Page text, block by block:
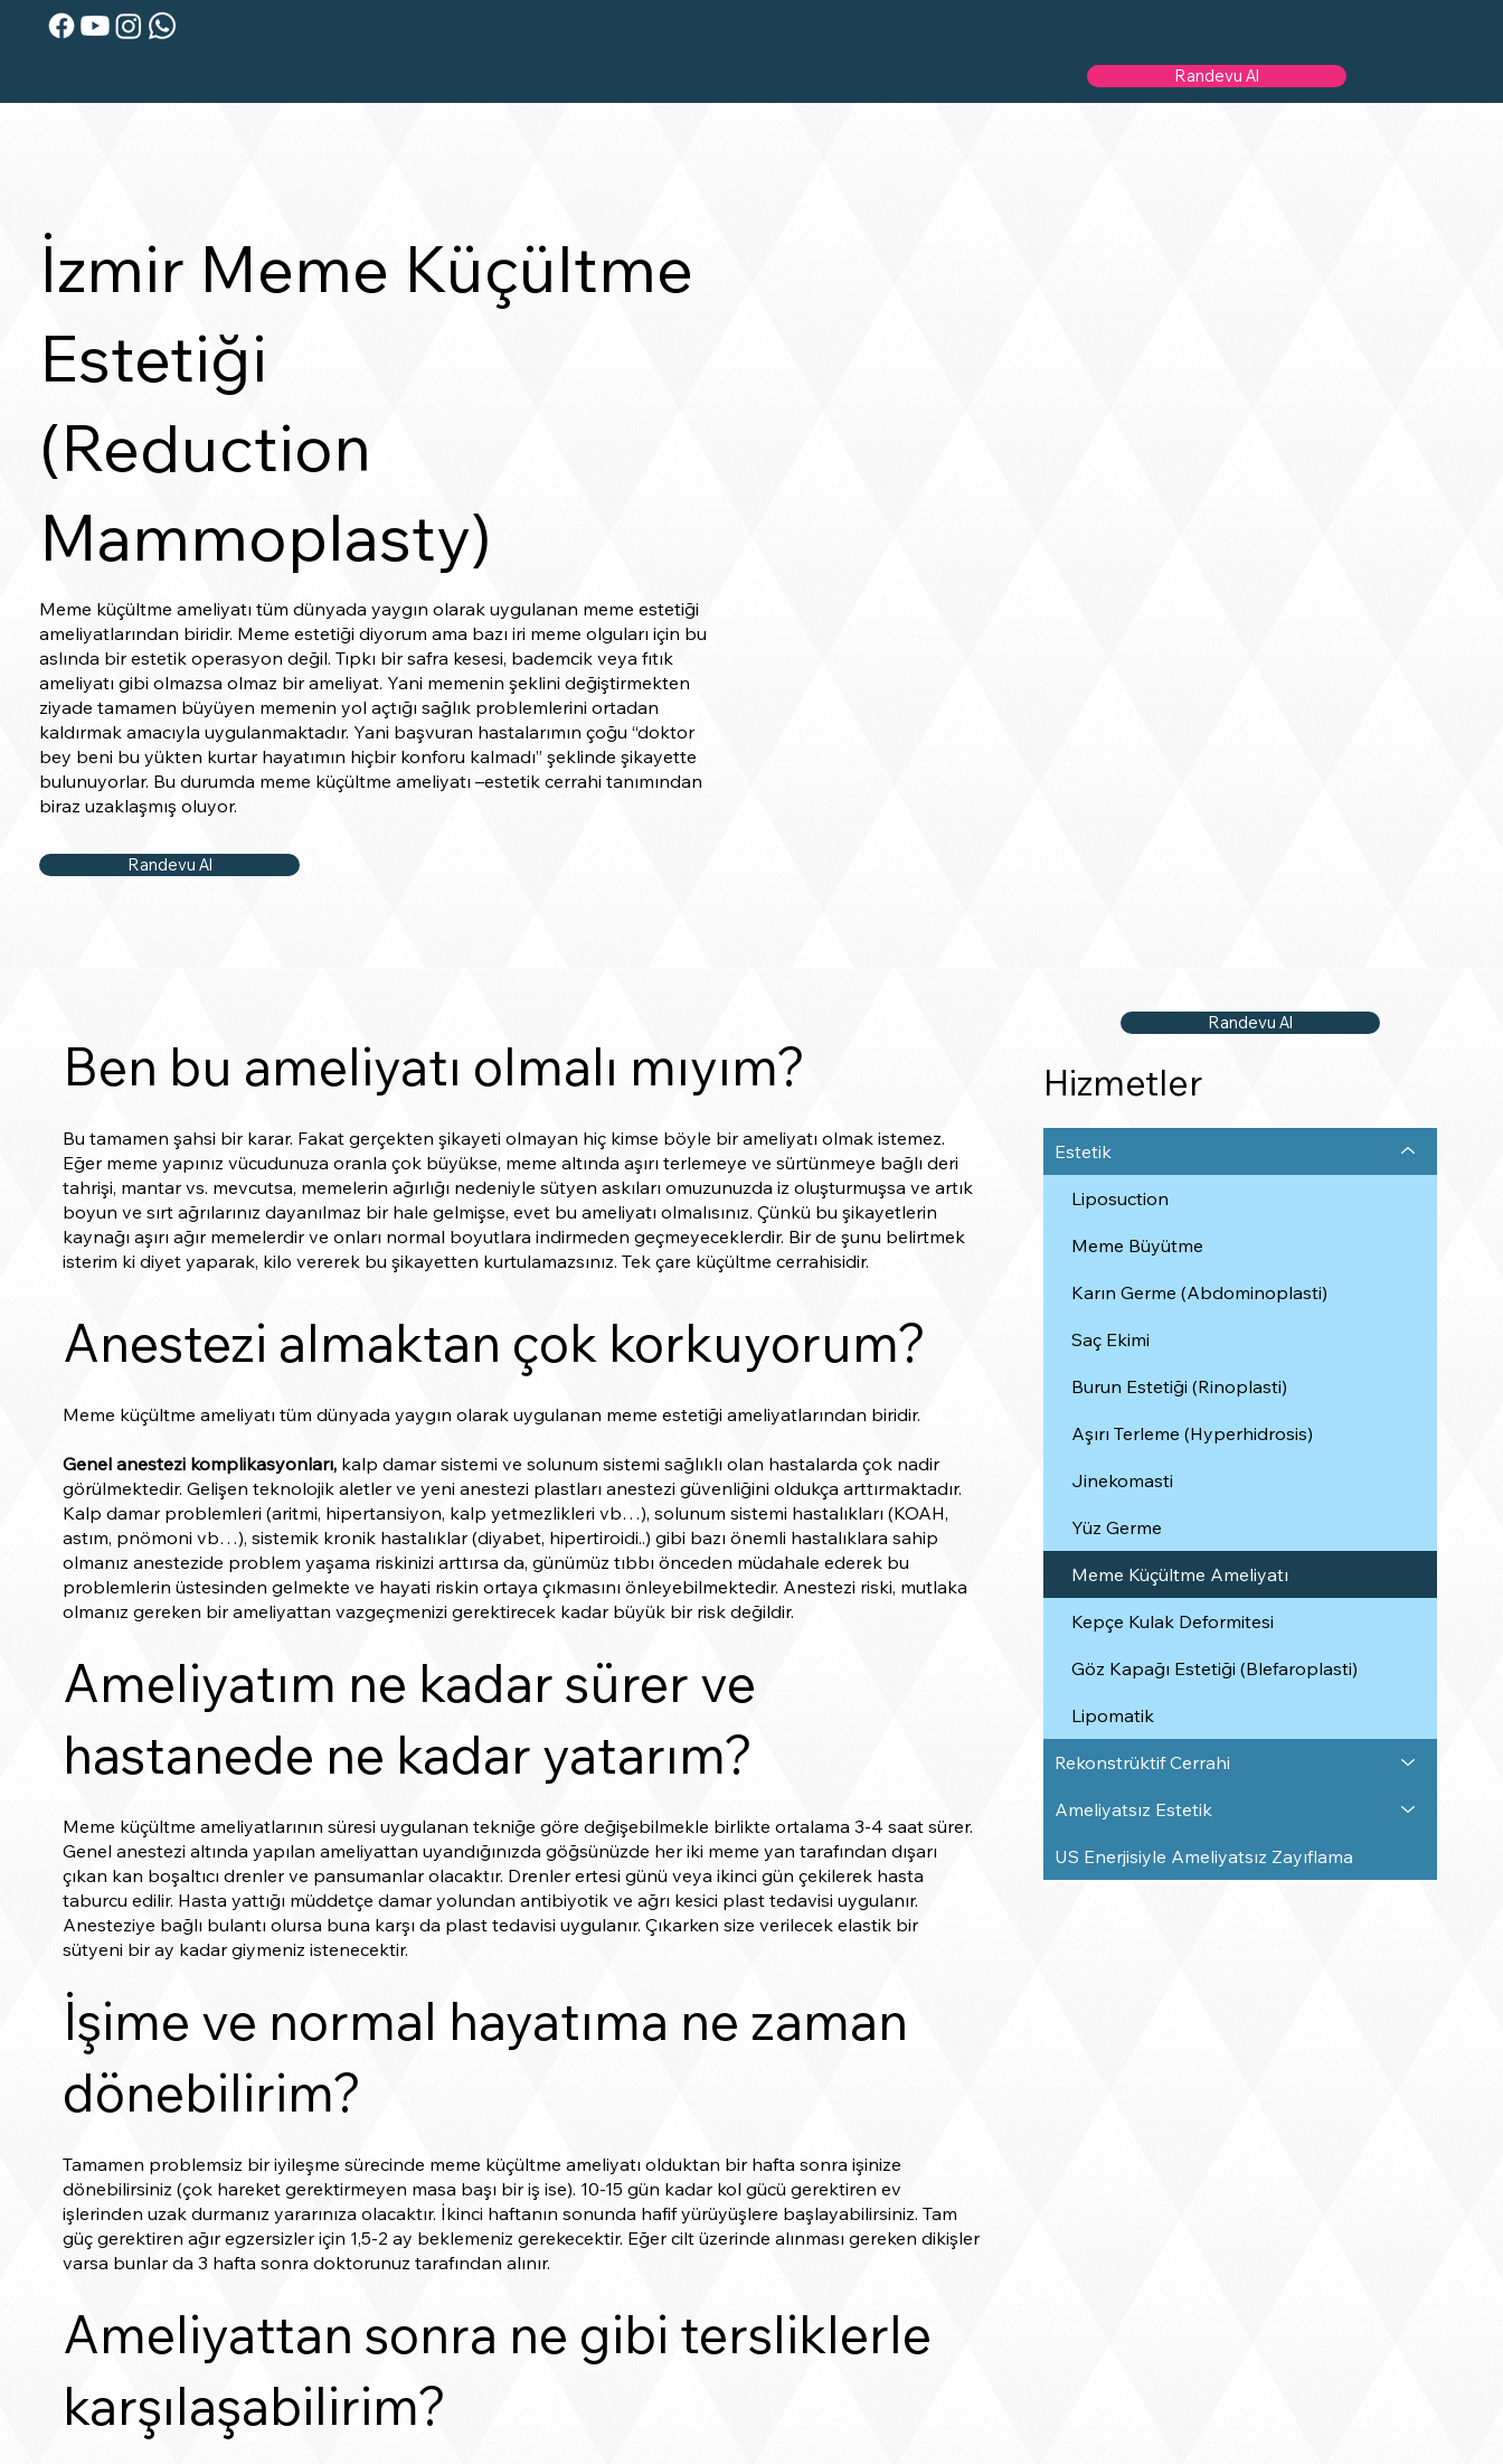
Randevu Al
İzmir Meme Küçültme
Estetiği
(Reduction
Mammoplasty)
Meme küçültme ameliyatı tüm dünyada yaygın olarak uygulanan meme estetiği
ameliyatlarından biridir. Meme estetiği diyorum ama bazı iri meme olguları için bu
aslında bir estetik operasyon değil. Tıpkı bir safra kesesi, bademcik veya fıtık
ameliyatı gibi olmazsa olmaz bir ameliyat. Yani memenin şeklini değiştirmekten
ziyade tamamen büyüyen memenin yol açtığı sağlık problemlerini ortadan
kaldırmak amacıyla uygulanmaktadır. Yani başvuran hastalarımın çoğu “doktor
bey beni bu yükten kurtar hayatımın hiçbir konforu kalmadı” şeklinde şikayette
bulunuyorlar. Bu durumda meme küçültme ameliyatı –estetik cerrahi tanımından
biraz uzaklaşmış oluyor.
Randevu Al
Ben bu ameliyatı olmalı mıyım?
Bu tamamen şahsi bir karar. Fakat gerçekten şikayeti olmayan hiç kimse böyle bir ameliyatı olmak istemez.
Eğer meme yapınız vücudunuza oranla çok büyükse, meme altında aşırı terlemeye ve sürtünmeye bağlı deri
tahrişi, mantar vs. mevcutsa, memelerin ağırlığı nedeniyle sütyen askıları omuzunuzda iz oluşturmuşsa ve artık
boyun ve sırt ağrılarınız dayanılmaz bir hale gelmişse, evet bu ameliyatı olmalısınız. Çünkü bu şikayetlerin
kaynağı aşırı ağır memelerdir ve onları normal boyutlara indirmeden geçmeyeceklerdir. Bir de şunu belirtmek
isterim ki diyet yaparak, kilo vererek bu şikayetten kurtulamazsınız. Tek çare küçültme cerrahisidir.
Anestezi almaktan çok korkuyorum?
Meme küçültme ameliyatı tüm dünyada yaygın olarak uygulanan meme estetiği ameliyatlarından biridir.
Genel anestezi komplikasyonları, kalp damar sistemi ve solunum sistemi sağlıklı olan hastalarda çok nadir
görülmektedir. Gelişen teknolojik aletler ve yeni anestezi plastları anestezi güvenliğini oldukça arttırmaktadır.
Kalp damar problemleri (aritmi, hipertansiyon, kalp yetmezlikleri vb…), solunum sistemi hastalıkları (KOAH,
astım, pnömoni vb…), sistemik kronik hastalıklar (diyabet, hipertiroidi..) gibi bazı önemli hastalıklara sahip
olmanız anestezide problem yaşama riskinizi arttırsa da, günümüz tıbbı önceden müdahale ederek bu
problemlerin üstesinden gelmekte ve hayati riskin ortaya çıkmasını önleyebilmektedir. Anestezi riski, mutlaka
olmanız gereken bir ameliyattan vazgeçmenizi gerektirecek kadar büyük bir risk değildir.
Ameliyatım ne kadar sürer ve
hastanede ne kadar yatarım?
Meme küçültme ameliyatlarının süresi uygulanan tekniğe göre değişebilmekle birlikte ortalama 3-4 saat sürer.
Genel anestezi altında yapılan ameliyattan uyandığınızda göğsünüzde her iki meme yan tarafından dışarı
çıkan kan boşaltıcı drenler ve pansumanlar olacaktır. Drenler ertesi günü veya ikinci gün çekilerek hasta
taburcu edilir. Hasta yattığı müddetçe damar yolundan antibiyotik ve ağrı kesici plast tedavisi uygulanır.
Anesteziye bağlı bulantı olursa buna karşı da plast tedavisi uygulanır. Çıkarken size verilecek elastik bir
sütyeni bir ay kadar giymeniz istenecektir.
İşime ve normal hayatıma ne zaman
dönebilirim?
Tamamen problemsiz bir iyileşme sürecinde meme küçültme ameliyatı olduktan bir hafta sonra işinize
dönebilirsiniz (çok hareket gerektirmeyen masa başı bir iş ise). 10-15 gün kadar kol gücü gerektiren ev
işlerinden uzak durmanız yararınıza olacaktır. İkinci haftanın sonunda hafif yürüyüşlere başlayabilirsiniz. Tam
güç gerektiren ağır egzersizler için 1,5-2 ay beklemeniz gerekecektir. Eğer cilt üzerinde alınması gereken dikişler
varsa bunlar da 3 hafta sonra doktorunuz tarafından alınır.
Ameliyattan sonra ne gibi tersliklerle
karşılaşabilirim?
Randevu Al
Hizmetler
Estetik
Liposuction
Meme Büyütme
Karın Germe (Abdominoplasti)
Saç Ekimi
Burun Estetiği (Rinoplasti)
Aşırı Terleme (Hyperhidrosis)
Jinekomasti
Yüz Germe
Meme Küçültme Ameliyatı
Kepçe Kulak Deformitesi
Göz Kapağı Estetiği (Blefaroplasti)
Lipomatik
Rekonstrüktif Cerrahi
Ameliyatsız Estetik
US Enerjisiyle Ameliyatsız Zayıflama